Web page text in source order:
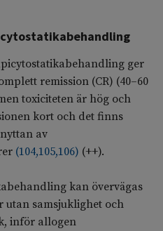
ger
remission (CR) (40–60
toxiciteten är hög och
kort och det finns
av
(104,105,106) (++).
kan övervägas
utan samsjuklighet och
inför allogen